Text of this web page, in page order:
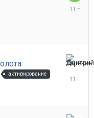
27
активирование
24
ноября,